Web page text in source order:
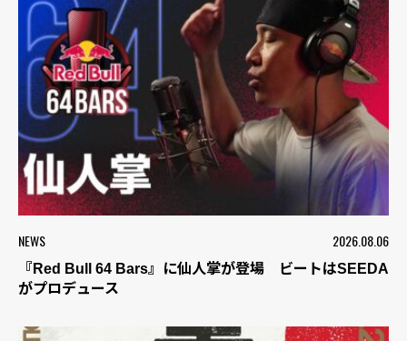
NEWS 2026.08.06
『Red Bull 64 Bars』に仙人掌が登場 ビートはSEEDA
がプロデュース